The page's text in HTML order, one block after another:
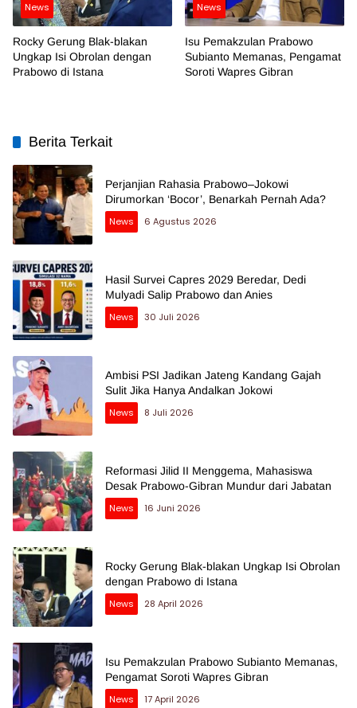
News
Rocky Gerung Blak-blakan
Ungkap Isi Obrolan dengan
Prabowo di Istana
News
Isu Pemakzulan Prabowo
Subianto Memanas, Pengamat
Soroti Wapres Gibran
Berita Terkait
Perjanjian Rahasia Prabowo–Jokowi
Dirumorkan ‘Bocor’, Benarkah Pernah Ada?
News
6 Agustus 2026
Hasil Survei Capres 2029 Beredar, Dedi
Mulyadi Salip Prabowo dan Anies
News
30 Juli 2026
Ambisi PSI Jadikan Jateng Kandang Gajah
Sulit Jika Hanya Andalkan Jokowi
News
8 Juli 2026
Reformasi Jilid II Menggema, Mahasiswa
Desak Prabowo-Gibran Mundur dari Jabatan
News
16 Juni 2026
Rocky Gerung Blak-blakan Ungkap Isi Obrolan
dengan Prabowo di Istana
News
28 April 2026
Isu Pemakzulan Prabowo Subianto Memanas,
Pengamat Soroti Wapres Gibran
News
17 April 2026